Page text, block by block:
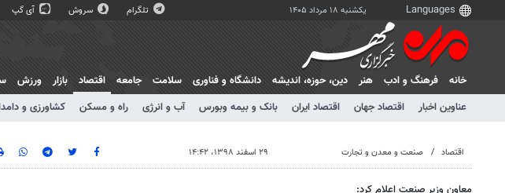
یکشنبه ۱۸ مرداد ۱۴۰۵ تلگرام سروش آی گپ
خانه فرهنگ و ادب هنر دين، حوزه، انديشه دانشگاه و فناوری سلامت جامعه
اقتصاد
عناوین اخبار
اقتصاد جهان اقتصاد ایران بانک و بیمه وبورس آب و انرژی راه و مسکن کشاورزی و
بازار ورزش
اقتصاد صنعت و معدن و تجارت ۲۹ اسفند ۱۳۹۸، ۱۴:۴۲
معاون وزیر صنعت اعلام کرد: